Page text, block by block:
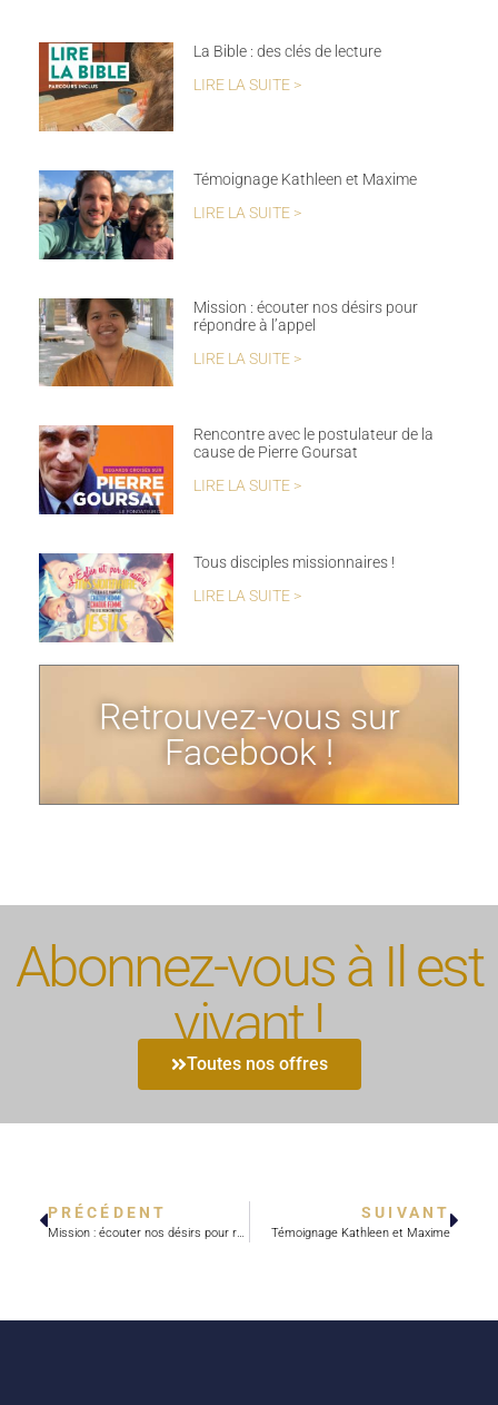
La Bible : des clés de lecture
LIRE LA SUITE >
Témoignage Kathleen et Maxime
LIRE LA SUITE >
Mission : écouter nos désirs pour
répondre à l’appel
LIRE LA SUITE >
Rencontre avec le postulateur de la
cause de Pierre Goursat
LIRE LA SUITE >
Tous disciples missionnaires !
LIRE LA SUITE >
Retrouvez-vous sur
Facebook !
Abonnez-vous à Il est
vivant !
Toutes nos offres
PRÉCÉDENT
Mission : écouter nos désirs pour répondre à l’appel
SUIVANT
Témoignage Kathleen et Maxime